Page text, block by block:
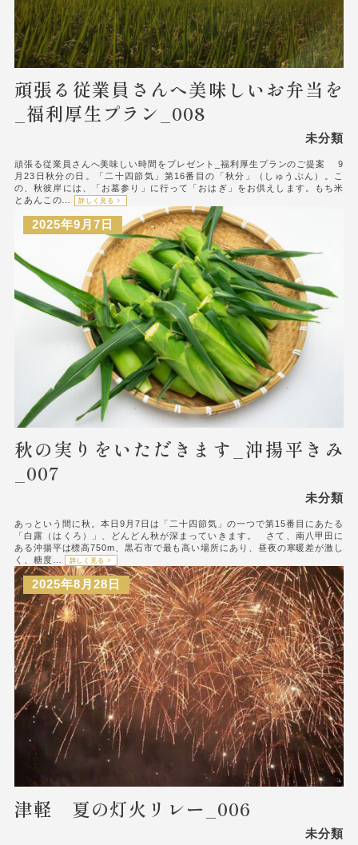
頑張る従業員さんへ美味しいお弁当を
_福利厚生プラン_008
未分類
頑張る従業員さんへ美味しい時間をプレゼント_福利厚生プランのご提案 9
月23日秋分の日。「二十四節気」第16番目の「秋分」（しゅうぶん）。こ
の、秋彼岸には、「お墓参り」に行って「おはぎ」をお供えします。もち米
とあんこの…
詳しく見る
2025年9月7日
秋の実りをいただきます_沖揚平きみ
_007
未分類
あっという間に秋。本日9月7日は「二十四節気」の一つで第15番目にあたる
「白露（はくろ）」、どんどん秋が深まっていきます。 さて、南八甲田に
ある沖揚平は標高750m、黒石市で最も高い場所にあり、昼夜の寒暖差が激し
く、糖度…
詳しく見る
2025年8月28日
津軽 夏の灯火リレー_006
未分類